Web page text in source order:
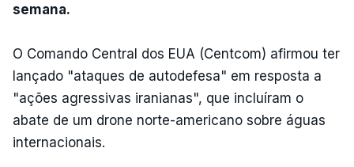
semana.
O Comando Central dos EUA (Centcom) afirmou ter
lançado "ataques de autodefesa" em resposta a
"ações agressivas iranianas", que incluíram o
abate de um drone norte-americano sobre águas
internacionais.